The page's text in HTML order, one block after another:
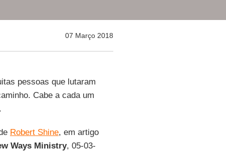
07 Março 2018
pessoas que lutaram
Cabe a cada um
Robert Shine, em artigo
Ways Ministry, 05-03-